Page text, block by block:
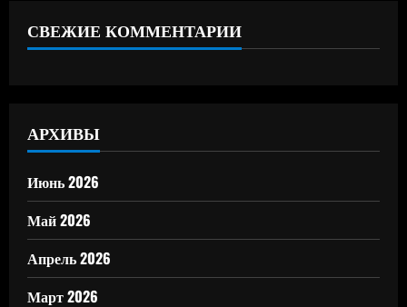
СВЕЖИЕ КОММЕНТАРИИ
АРХИВЫ
Июнь 2026
Май 2026
Апрель 2026
Март 2026